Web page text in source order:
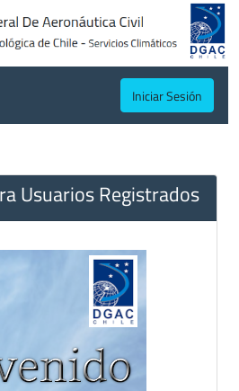
Iniciar Sesión
Usuarios Registrados